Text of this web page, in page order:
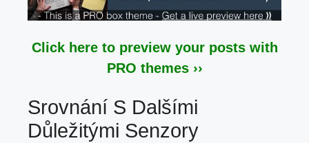
Click here to preview your posts with
PRO themes ››
Srovnání S Dalšími
Důležitými Senzory